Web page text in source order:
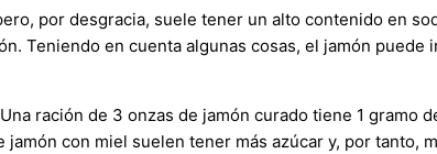
por desgracia, suele tener un alto contenido en
Teniendo en cuenta algunas cosas, el jamón
ración de 3 onzas de jamón curado tiene 1 gramo
con miel suelen tener más azúcar y, por tanto,